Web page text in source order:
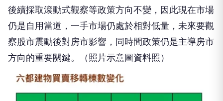
後續採取滾動式觀察等政策方向不變，因此現在市場
仍是自用當道，一手市場仍處於相對低量，未來要觀
察股市震動後對房市影響，同時間政策仍是主導房市
方向的重要關鍵。（照片示意圖資料照）